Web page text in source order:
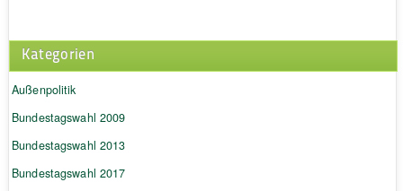
Kategorien
Außenpolitik
Bundestagswahl 2009
Bundestagswahl 2013
Bundestagswahl 2017